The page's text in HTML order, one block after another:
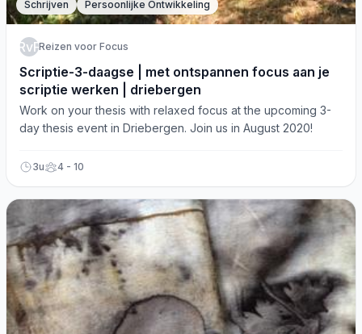
Schrijven Persoonlijke Ontwikkeling
RvFReizen voor Focus
Scriptie-3-daagse | met ontspannen focus aan je
scriptie werken | driebergen
Work on your thesis with relaxed focus at the upcoming 3-
day thesis event in Driebergen. Join us in August 2020!
3u 4 - 10